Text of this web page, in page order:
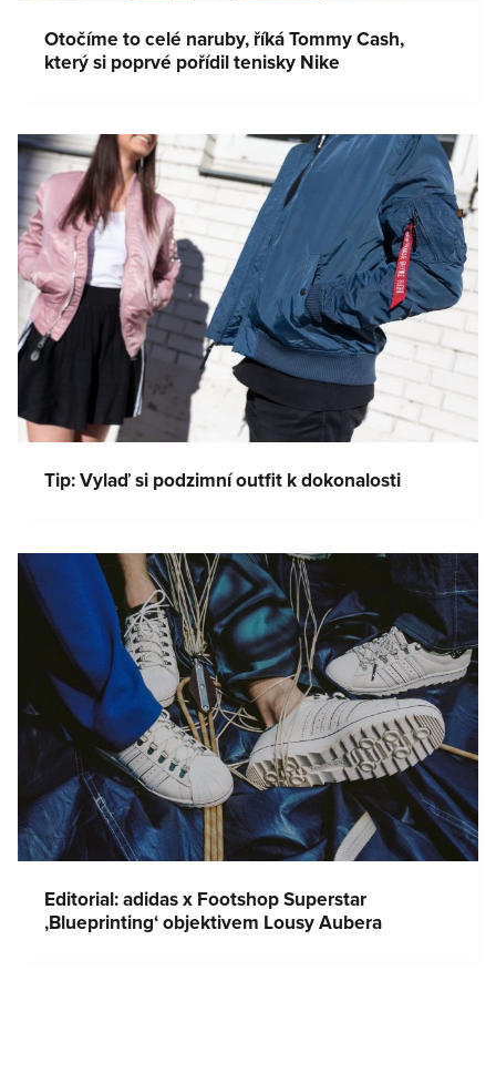
Otočíme to celé naruby, říká Tommy Cash,
který si poprvé pořídil tenisky Nike
Tip: Vylaď si podzimní outfit k dokonalosti
Editorial: adidas x Footshop Superstar
‚Blueprinting‘ objektivem Lousy Aubera